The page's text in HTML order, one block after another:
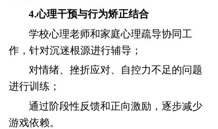
4.心理干预与行为矫正结合
学校心理老师和家庭心理疏导协同工
作，针对沉迷根源进行辅导；
对情绪、挫折应对、自控力不足的问题
进行训练；
通过阶段性反馈和正向激励，逐步减少
游戏依赖。